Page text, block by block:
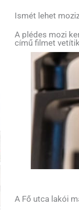
Ismét lehet
A plédes mozi
című filmet
A Fő utca lakói